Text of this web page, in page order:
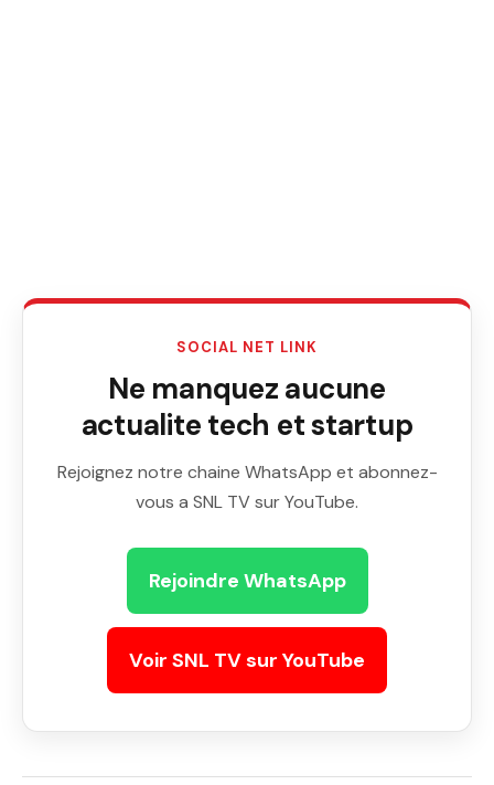
SOCIAL NET LINK
Ne manquez aucune
actualite tech et startup
Rejoignez notre chaine WhatsApp et abonnez-
vous a SNL TV sur YouTube.
Rejoindre WhatsApp
Voir SNL TV sur YouTube